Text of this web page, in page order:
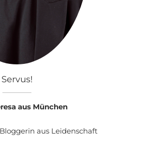
Servus!
aus München
aus Leidenschaft